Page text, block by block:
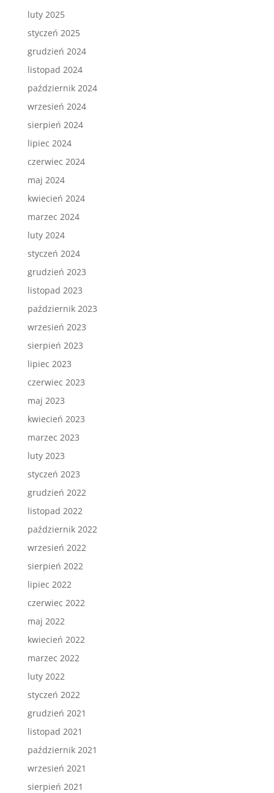
luty 2025
styczeń 2025
grudzień 2024
listopad 2024
październik 2024
wrzesień 2024
sierpień 2024
lipiec 2024
czerwiec 2024
maj 2024
kwiecień 2024
marzec 2024
luty 2024
styczeń 2024
grudzień 2023
listopad 2023
październik 2023
wrzesień 2023
sierpień 2023
lipiec 2023
czerwiec 2023
maj 2023
kwiecień 2023
marzec 2023
luty 2023
styczeń 2023
grudzień 2022
listopad 2022
październik 2022
wrzesień 2022
sierpień 2022
lipiec 2022
czerwiec 2022
maj 2022
kwiecień 2022
marzec 2022
luty 2022
styczeń 2022
grudzień 2021
listopad 2021
październik 2021
wrzesień 2021
sierpień 2021